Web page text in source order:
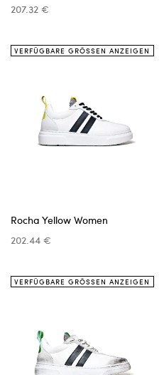
207.32 €
VERFÜGBARE GRÖSSEN ANZEIGEN
Rocha Yellow Women
202.44 €
VERFÜGBARE GRÖSSEN ANZEIGEN